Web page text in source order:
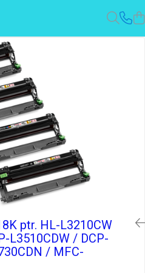
ptr. HL-L3210CW
L3510CDW / DCP-
/ MFC-